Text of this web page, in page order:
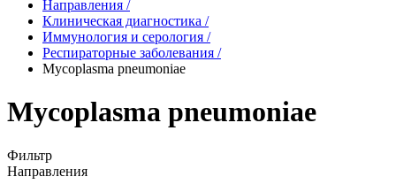
Направления /
Клиническая диагностика /
Иммунология и серология /
Респираторные заболевания /
Mycoplasma pneumoniae
Mycoplasma pneumoniae
Фильтр
Направления